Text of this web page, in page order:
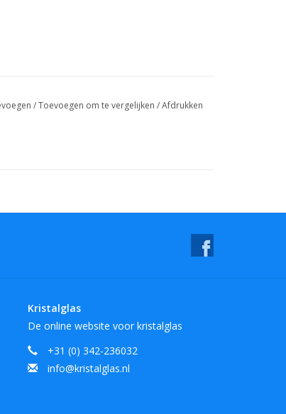
/Toevoegen om te vergelijken /Afdrukken
Kristalglas
De online website voor kristalglas
+31 (0) 342-236032
info@kristalglas.nl